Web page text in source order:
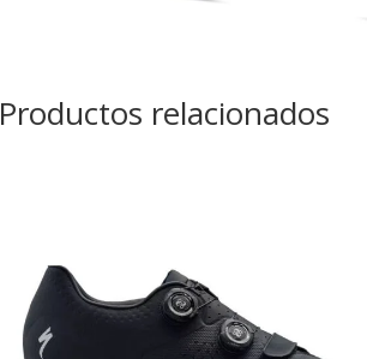
Productos relacionados